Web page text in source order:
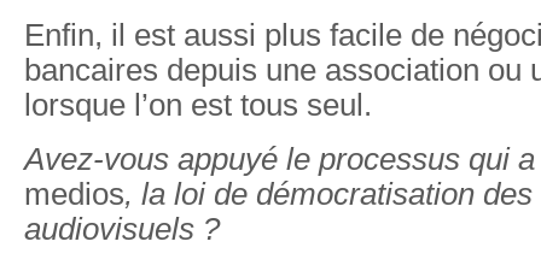
Enfin, il est aussi plus facile de
bancaires depuis une association ou
lorsque l’on est tous seul.
Avez-vous appuyé le processus qui
medios, la loi de démocratisation
audiovisuels ?